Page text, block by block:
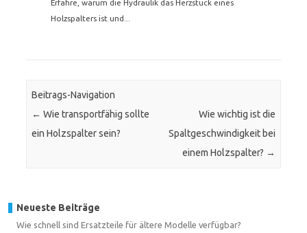
Erfahre, warum die Hydraulik das Herzstück eines
Holzspalters ist und...
Beitrags-Navigation
← Wie transportfähig sollte
ein Holzspalter sein?
Wie wichtig ist die
Spaltgeschwindigkeit bei
einem Holzspalter? →
Neueste Beiträge
Wie schnell sind Ersatzteile für ältere Modelle verfügbar?